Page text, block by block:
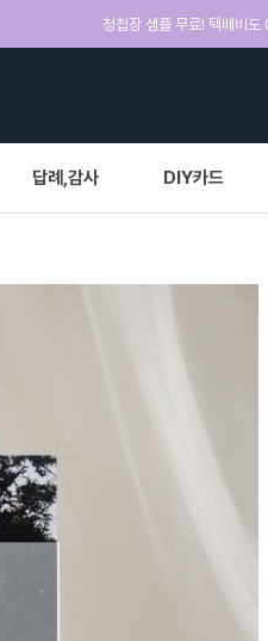
청첩장 샘플 무료! 택배비
답례,감사 DIY카드